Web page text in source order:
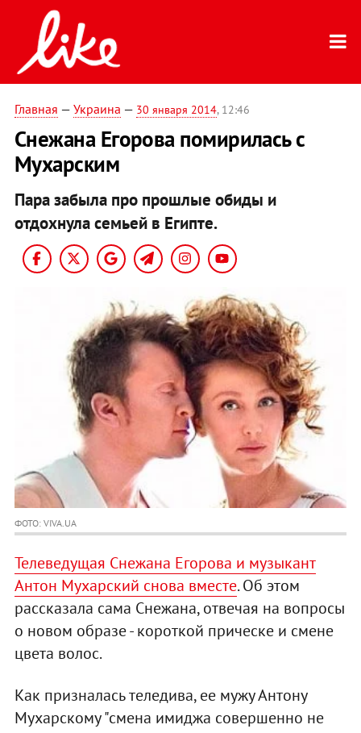
Главная — Украина — 30 января 2014, 12:46
Снежана Егорова помирилась с
Мухарским
Пара забыла про прошлые обиды и
отдохнула семьей в Египте.
ФОТО: VIVA.UA
Телеведущая Снежана Егорова и музыкант
Антон Мухарский снова вместе. Об этом
рассказала сама Снежана, отвечая на вопросы
о новом образе - короткой прическе и смене
цвета волос.
Как призналась теледива, ее мужу Антону
Мухарскому "смена имиджа совершенно не